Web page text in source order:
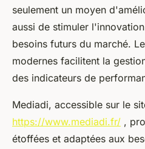
seulement un moyen
aussi de stimuler
besoins futurs du marché.
modernes facilitent la
des indicateurs de
Mediadi, accessible sur le
https://www.mediadi.fr/ ,
étoffées et adaptées aux